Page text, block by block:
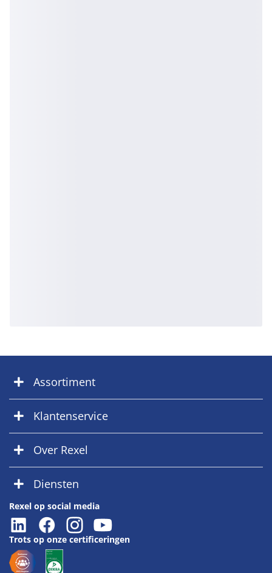
Assortiment
Klantenservice
Over Rexel
Diensten
Rexel op social media
Trots op onze certificeringen